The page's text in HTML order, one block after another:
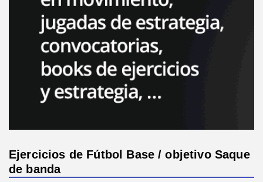
Ejercicios de Fútbol Base / objetivo Saque
de banda